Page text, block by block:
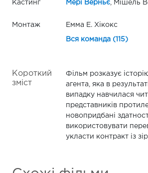
Кастинг Мері Верньє, Мішель
Монтаж Емма Е. Хікокс
Вся команда (115)
Короткий
зміст
Фільм розказує
агента, яка в
випадку навчилася
представників
новопридбані
використовувати
укласти контракт із